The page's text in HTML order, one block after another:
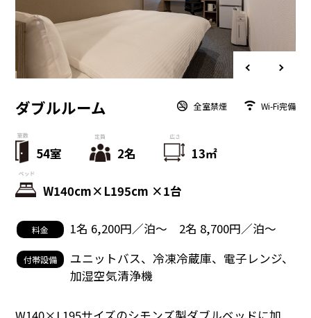
ダブルルーム 全室禁煙 Wi-Fi完備
54室 2名 13㎡
W140cm×L195cm ×1台
料金 1名 6,200円／泊〜 2名 8,700円／泊〜
付帯設備
ユニットバス、冷凍冷蔵庫、電子レンジ、
加湿空気清浄機